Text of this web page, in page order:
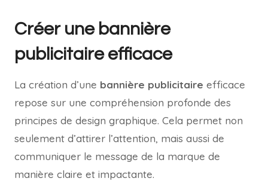
Créer une bannière
publicitaire efficace
La création d’une bannière publicitaire efficace
repose sur une compréhension profonde des
principes de design graphique. Cela permet non
seulement d’attirer l’attention, mais aussi de
communiquer le message de la marque de
manière claire et impactante.